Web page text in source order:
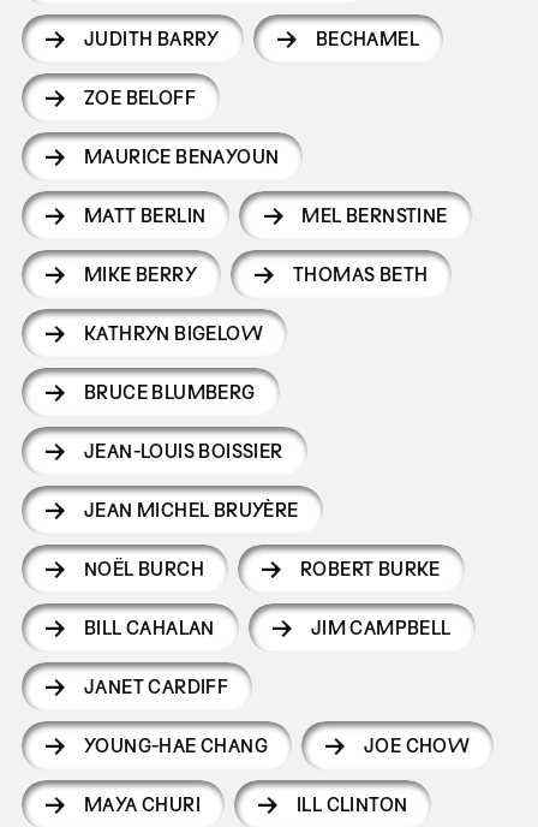
JUDITH BARRY BECHAMEL
ZOE BELOFF
MAURICE BENAYOUN
MATT BERLIN MEL BERNSTINE
MIKE BERRY THOMAS BETH
KATHRYN BIGELOW
BRUCE BLUMBERG
JEAN-LOUIS BOISSIER
JEAN MICHEL BRUYÈRE
NOËL BURCH ROBERT BURKE
BILL CAHALAN JIM CAMPBELL
JANET CARDIFF
YOUNG-HAE CHANG JOE CHOW
MAYA CHURI ILL CLINTON